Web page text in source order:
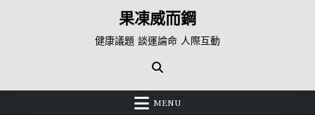
果凍威而鋼
健康議題 談運論命 人際互動
MENU